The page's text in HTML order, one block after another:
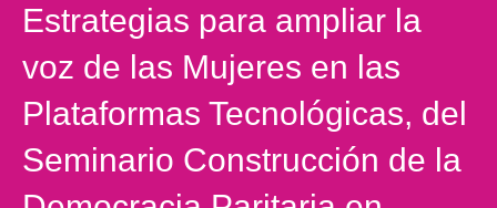
Estrategias para ampliar la
voz de las Mujeres en las
Plataformas Tecnológicas, del
Seminario Construcción de la